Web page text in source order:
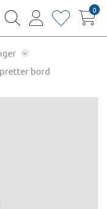
magnifying
user
heart0
bord